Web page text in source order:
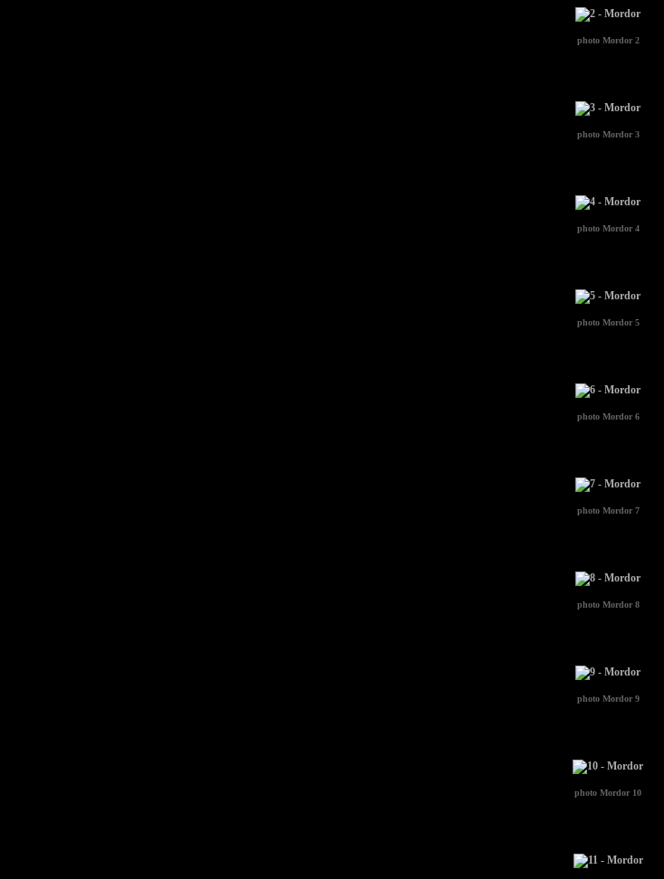
photo Mordor 2
photo Mordor 3
photo Mordor 4
photo Mordor 5
photo Mordor 6
photo Mordor 7
photo Mordor 8
photo Mordor 9
photo Mordor 10